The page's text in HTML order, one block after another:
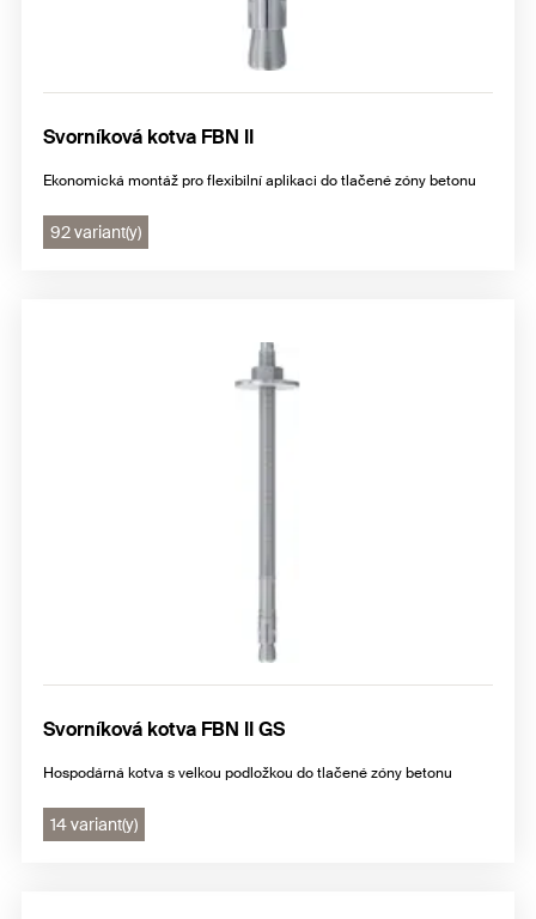
Svorníková kotva FBN II
Ekonomická montáž pro flexibilní aplikaci do tlačené zóny betonu
92 variant(y)
Svorníková kotva FBN II GS
Hospodárná kotva s velkou podložkou do tlačené zóny betonu
14 variant(y)